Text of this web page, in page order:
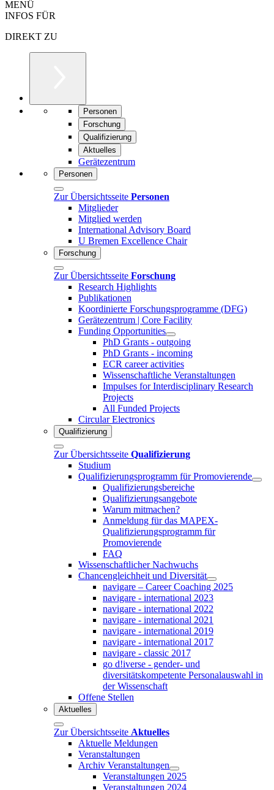
MENÜ
INFOS FÜR
DIREKT ZU
Personen
Forschung
Qualifizierung
Aktuelles
Gerätezentrum
Personen
Zur Übersichtsseite Personen
Mitglieder
Mitglied werden
International Advisory Board
U Bremen Excellence Chair
Forschung
Zur Übersichtsseite Forschung
Research Highlights
Publikationen
Koordinierte Forschungsprogramme (DFG)
Gerätezentrum | Core Facility
Funding Opportunities
PhD Grants - outgoing
PhD Grants - incoming
ECR career activities
Wissenschaftliche Veranstaltungen
Impulses for Interdisciplinary Research
Projects
All Funded Projects
Circular Electronics
Qualifizierung
Zur Übersichtsseite Qualifizierung
Studium
Qualifizierungsprogramm für Promovierende
Qualifizierungsbereiche
Qualifizierungsangebote
Warum mitmachen?
Anmeldung für das MAPEX-
Qualifizierungsprogramm für
Promovierende
FAQ
Wissenschaftlicher Nachwuchs
Chancengleichheit und Diversität
navigare – Career Coaching 2025
navigare - international 2023
navigare - international 2022
navigare - international 2021
navigare - international 2019
navigare - international 2017
navigare - classic 2017
go d!iverse - gender- und
diversitätskompetente Personalauswahl in
der Wissenschaft
Offene Stellen
Aktuelles
Zur Übersichtsseite Aktuelles
Aktuelle Meldungen
Veranstaltungen
Archiv Veranstaltungen
Veranstaltungen 2025
Veranstaltungen 2024